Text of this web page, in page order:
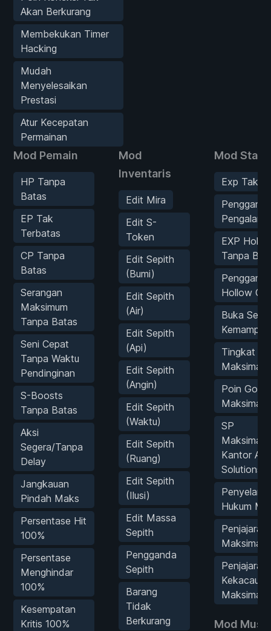
Akan Berkurang
Membekukan Timer
Hacking
Mudah
Menyelesaikan
Prestasi
Atur Kecepatan
Permainan
Mod Pemain
HP Tanpa
Batas
EP Tak
Terbatas
CP Tanpa
Batas
Serangan
Maksimum
Tanpa Batas
Seni Cepat
Tanpa Waktu
Pendinginan
S-Boosts
Tanpa Batas
Aksi
Segera/Tanpa
Delay
Jangkauan
Pindah Maks
Persentase Hit
100%
Persentase
Menghindar
100%
Kesempatan
Kritis 100%
Mod
Inventaris
Edit Mira
Edit S-
Token
Edit Sepith
(Bumi)
Edit Sepith
(Air)
Edit Sepith
(Api)
Edit Sepith
(Angin)
Edit Sepith
(Waktu)
Edit Sepith
(Ruang)
Edit Sepith
(Ilusi)
Edit Massa
Sepith
Pengganda
Sepith
Barang
Tidak
Berkurang
Mod
Exp Tak
EXP
Tanpa
Hollow
Buka
Tingkat
Maksimal
Poin
Maksimal
SP
Maksimal/
Kantor
Solutions
Hukum
Maksimal
Penjajaran
Kekacauan
Maksimal
Mod